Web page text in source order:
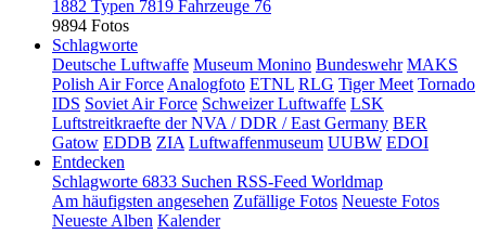
1882 Typen 7819 Fahrzeuge 76
9894 Fotos
Schlagworte
Deutsche Luftwaffe Museum Monino Bundeswehr MAKS
Polish Air Force Analogfoto ETNL RLG Tiger Meet Tornado
IDS Soviet Air Force Schweizer Luftwaffe LSK
Luftstreitkraefte der NVA / DDR / East Germany BER
Gatow EDDB ZIA Luftwaffenmuseum UUBW EDOI
Entdecken
Schlagworte 6833 Suchen RSS-Feed Worldmap
Am häufigsten angesehen Zufällige Fotos Neueste Fotos
Neueste Alben Kalender